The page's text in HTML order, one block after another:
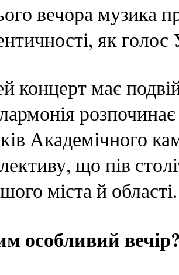
вечора музика
як голос
концерт має
Академічного
що пів
міста й області.
особливий